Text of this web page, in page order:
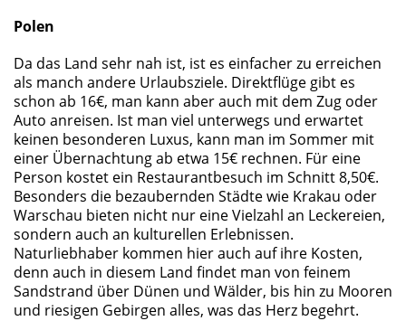
Polen
Da das Land sehr nah ist, ist es einfacher zu erreichen
als manch andere Urlaubsziele. Direktflüge gibt es
schon ab 16€, man kann aber auch mit dem Zug oder
Auto anreisen. Ist man viel unterwegs und erwartet
keinen besonderen Luxus, kann man im Sommer mit
einer Übernachtung ab etwa 15€ rechnen. Für eine
Person kostet ein Restaurantbesuch im Schnitt 8,50€.
Besonders die bezaubernden Städte wie Krakau oder
Warschau bieten nicht nur eine Vielzahl an Leckereien,
sondern auch an kulturellen Erlebnissen.
Naturliebhaber kommen hier auch auf ihre Kosten,
denn auch in diesem Land findet man von feinem
Sandstrand über Dünen und Wälder, bis hin zu Mooren
und riesigen Gebirgen alles, was das Herz begehrt.